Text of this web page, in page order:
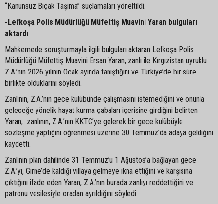
“Kanunsuz Bıçak Taşıma” suçlamaları yöneltildi.
-Lefkoşa Polis Müdürlüğü Müfettiş Muavini Yaran bulguları
aktardı
Mahkemede soruşturmayla ilgili bulguları aktaran Lefkoşa Polis
Müdürlüğü Müfettiş Muavini Ersan Yaran, zanlı ile Kırgızistan uyruklu
Z.A.’nın 2026 yılının Ocak ayında tanıştığını ve Türkiye’de bir süre
birlikte olduklarını söyledi.
Zanlının, Z.A.’nın gece kulübünde çalışmasını istemediğini ve onunla
geleceğe yönelik hayat kurma çabaları içerisine girdiğini belirten
Yaran, zanlının, Z.A.’nın KKTC’ye gelerek bir gece kulübüyle
sözleşme yaptığını öğrenmesi üzerine 30 Temmuz’da adaya geldiğini
kaydetti.
Zanlının plan dahilinde 31 Temmuz’u 1 Ağustos’a bağlayan gece
Z.A.’yı, Girne’de kaldığı villaya gelmeye ikna ettiğini ve karşısına
çıktığını ifade eden Yaran, Z.A.’nın burada zanlıyı reddettiğini ve
patronu vesilesiyle oradan ayrıldığını söyledi.